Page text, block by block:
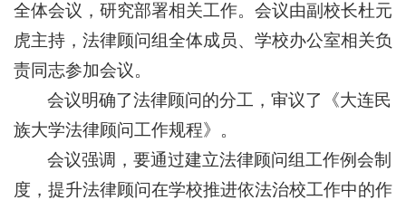
全体会议，研究部署相关工作。会议由副校长杜元
虎主持，法律顾问组全体成员、学校办公室相关负
责同志参加会议。
会议明确了法律顾问的分工，审议了《大连民
族大学法律顾问工作规程》。
会议强调，要通过建立法律顾问组工作例会制
度，提升法律顾问在学校推进依法治校工作中的作